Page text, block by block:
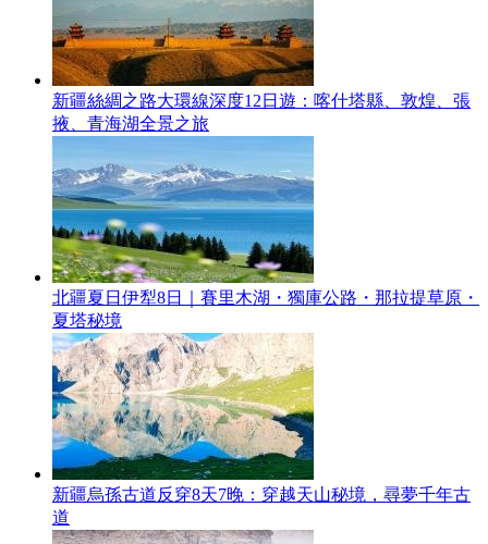
新疆絲綢之路大環線深度12日遊：喀什塔縣、敦煌、張
掖、青海湖全景之旅
北疆夏日伊犁8日｜賽里木湖・獨庫公路・那拉提草原・
夏塔秘境
新疆烏孫古道反穿8天7晚：穿越天山秘境，尋夢千年古
道